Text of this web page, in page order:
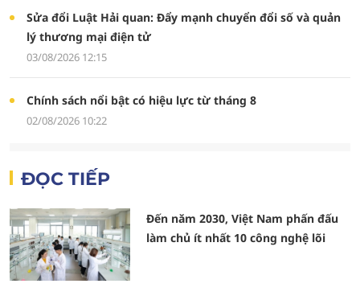
Sửa đổi Luật Hải quan: Đẩy mạnh chuyển đổi số và quản
lý thương mại điện tử
03/08/2026 12:15
Chính sách nổi bật có hiệu lực từ tháng 8
02/08/2026 10:22
ĐỌC TIẾP
Đến năm 2030, Việt Nam phấn đấu
làm chủ ít nhất 10 công nghệ lõi